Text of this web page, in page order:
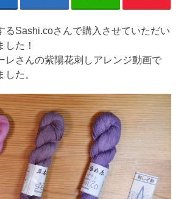
るSashi.coさんで購入させていただい
した！
レさんの紫陽花刺しアレンジ動画で
た。